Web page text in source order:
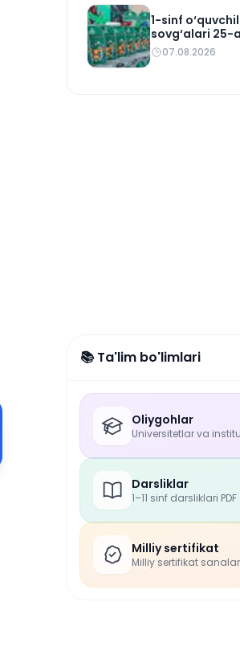
1-sinf
sovg‘alari
yetkaziladi
07.08.2026
📚 Ta'lim bo'limlari
Oliygohlar
Universitetlar va
Darsliklar
1–11 sinf darsliklari PDF
Milliy sertifikat
Milliy sertifikat